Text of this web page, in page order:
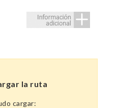
la ruta
cargar: